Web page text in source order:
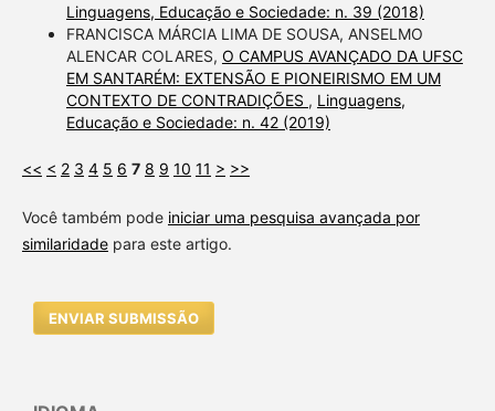
Linguagens, Educação e Sociedade: n. 39 (2018)
FRANCISCA MÁRCIA LIMA DE SOUSA, ANSELMO
ALENCAR COLARES, O CAMPUS AVANÇADO DA UFSC
EM SANTARÉM: EXTENSÃO E PIONEIRISMO EM UM
CONTEXTO DE CONTRADIÇÕES , Linguagens,
Educação e Sociedade: n. 42 (2019)
<< < 2 3 4 5 6 7 8 9 10 11 > >>
Você também pode iniciar uma pesquisa avançada por
similaridadepara este artigo.
ENVIAR SUBMISSÃO